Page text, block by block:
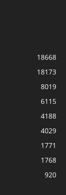
18668
18173
8019
6115
4188
4029
1771
1768
920